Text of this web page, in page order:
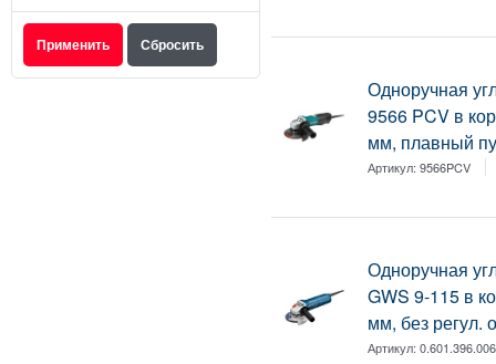
Одноручная
9566 PCV в
мм, плавный
Артикул:9566PCV
Одноручная
GWS 9-115 в
мм, без регул.
Артикул:0.601.396.006